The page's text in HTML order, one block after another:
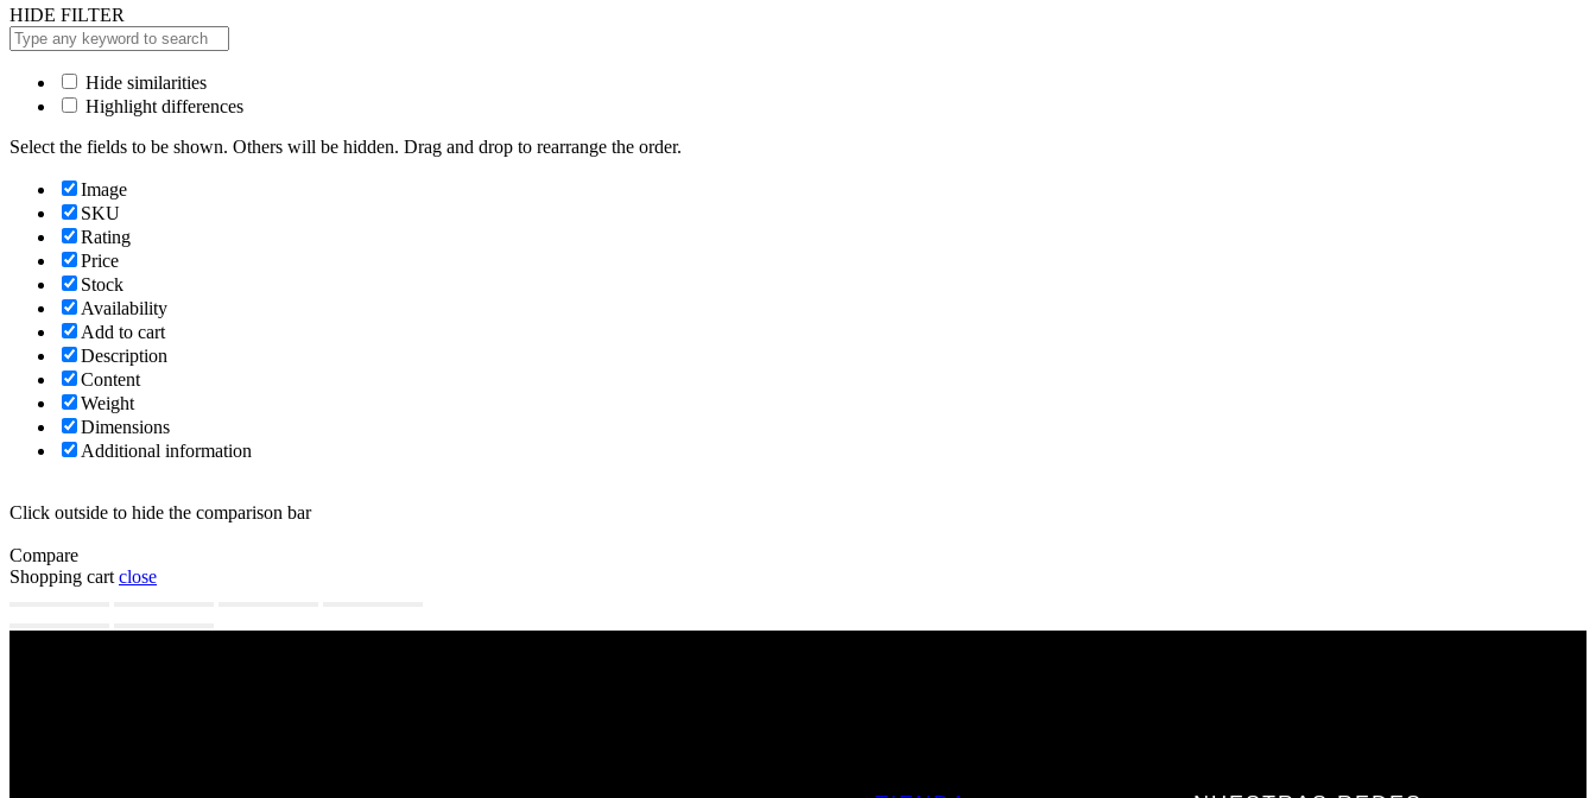
HIDE FILTER
Hide similarities
Highlight differences
Select the fields to be shown. Others will be hidden. Drag and drop to rearrange the order.
Image
SKU
Rating
Price
Stock
Availability
Add to cart
Description
Content
Weight
Dimensions
Additional information
Click outside to hide the comparison bar
Compare
Shopping cart close